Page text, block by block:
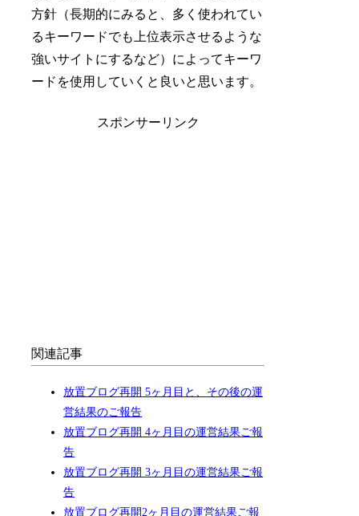
方針（長期的にみると、多く使われてい
るキーワードでも上位表示させるような
強いサイトにするなど）によってキーワ
ードを使用していくと良いと思います。
スポンサーリンク
関連記事
放置ブログ再開 5ヶ月目と、その後の運
営結果のご報告
放置ブログ再開 4ヶ月目の運営結果ご報
告
放置ブログ再開 3ヶ月目の運営結果ご報
告
放置ブログ再開2ヶ月目の運営結果ご報